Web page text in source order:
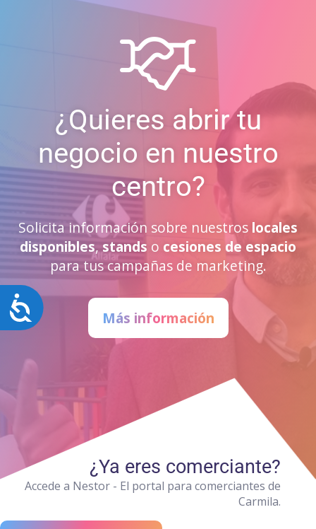
Accesibilidad
¿Quieres abrir tu
negocio en nuestro
centro?
Solicita información sobre nuestros locales
disponibles, stands o cesiones de espacio
para tus campañas de marketing.
Más información
¿Ya eres comerciante?
Accede a Nestor - El portal para comerciantes de
Carmila.